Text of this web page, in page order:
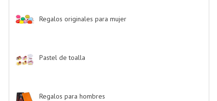
Regalos originales para mujer
Pastel de toalla
Regalos para hombres